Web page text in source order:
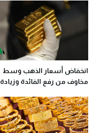
انخفاض أسعار الذهب وسط
مخاوف من رفع الفائدة وزيادة